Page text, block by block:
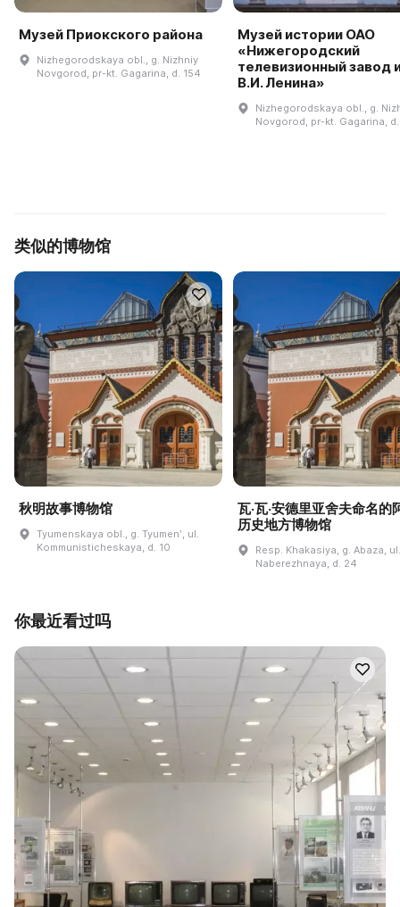
Музей Приокского района
Nizhegorodskaya obl., g. Nizhniy
Novgorod, pr-kt. Gagarina, d. 154
Музей истории ОАО
«Нижегородский
телевизионный завод
В.И. Ленина»
Nizhegorodskaya obl., g.
Novgorod, pr-kt. Gagarina,
类似的博物馆
秋明故事博物馆
Tyumenskaya obl., g. Tyumenʹ, ul.
Kommunisticheskaya, d. 10
瓦·瓦·安德里亚舍夫命名的
历史地方博物馆
Resp. Khakasiya, g. Abaza, ul.
Naberezhnaya, d. 24
你最近看过吗